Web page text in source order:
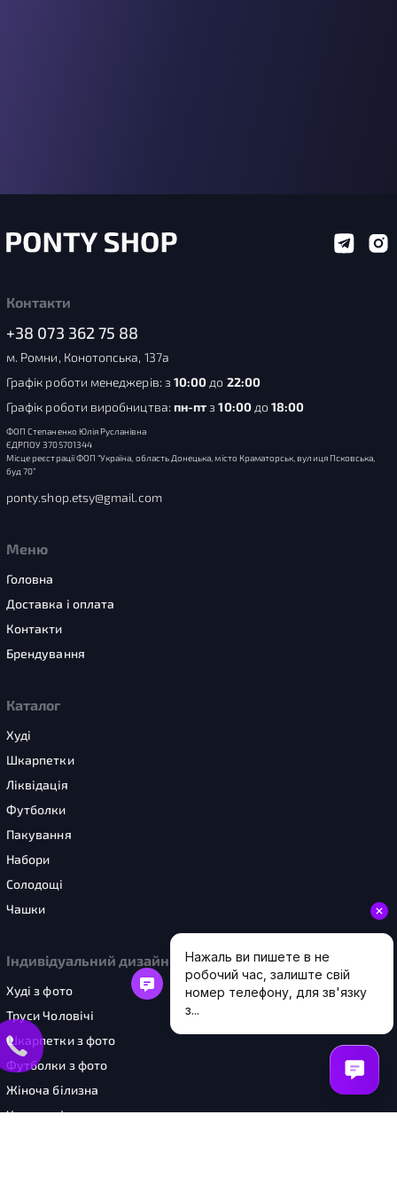
Контакти
+38 073 362 75 88
м. Ромни, Конотопська, 137а
Графік роботи менеджерів: з 10:00 до 22:00
Графік роботи виробництва: пн-пт з10:00до18:00
ФОП Степаненко Юлія Русланівна
ЄДРПОУ 3705701344
Місце реєстрації ФОП “Україна, область Донецька, місто Краматорськ, вулиця Псковська,
буд 70”
ponty.shop.etsy@gmail.com
Меню
Головна
Доставка і оплата
Контакти
Брендування
Каталог
Худі
Шкарпетки
Ліквідація
Футболки
Пакування
Набори
Солодощі
Чашки
Індивідуальний дизайн
Худі з фото
Труси Чоловічі
Шкарпетки з фото
Футболки з фото
Жіноча білизна
Чашки з фото